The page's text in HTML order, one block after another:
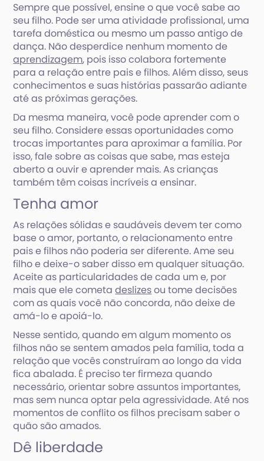
Sempre que possível, ensine o que você sabe ao
seu filho. Pode ser uma atividade profissional, uma
tarefa doméstica ou mesmo um passo antigo de
dança. Não desperdice nenhum momento de
aprendizagem, pois isso colabora fortemente
para a relação entre pais e filhos. Além disso, seus
conhecimentos e suas histórias passarão adiante
até as próximas gerações.
Da mesma maneira, você pode aprender com o
seu filho. Considere essas oportunidades como
trocas importantes para aproximar a família. Por
isso, fale sobre as coisas que sabe, mas esteja
aberto a ouvir e aprender mais. As crianças
também têm coisas incríveis a ensinar.
Tenha amor
As relações sólidas e saudáveis devem ter como
base o amor, portanto, o relacionamento entre
pais e filhos não poderia ser diferente. Ame seu
filho e deixe-o saber disso em qualquer situação.
Aceite as particularidades de cada um e, por
mais que ele cometadeslizesou tome decisões
com as quais você não concorda, não deixe de
amá-lo e apoiá-lo.
Nesse sentido, quando em algum momento os
filhos não se sentem amados pela família, toda a
relação que vocês construíram ao longo da vida
fica abalada. É preciso ter firmeza quando
necessário, orientar sobre assuntos importantes,
mas sem nunca optar pela agressividade. Até nos
momentos de conflito os filhos precisam saber o
quão são amados.
Dê liberdade